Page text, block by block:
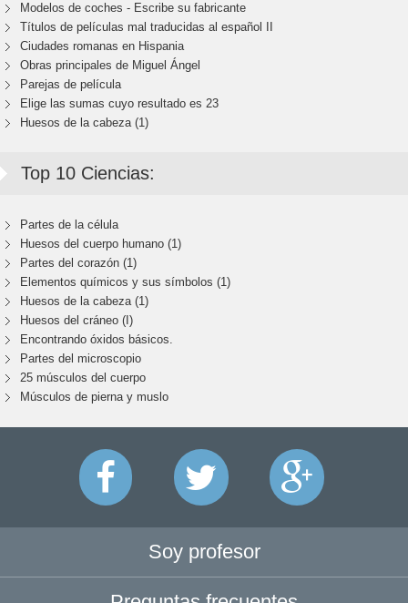
Modelos de coches - Escribe su fabricante
Títulos de películas mal traducidas al español II
Ciudades romanas en Hispania
Obras principales de Miguel Ángel
Parejas de película
Elige las sumas cuyo resultado es 23
Huesos de la cabeza (1)
Top 10 Ciencias:
Partes de la célula
Huesos del cuerpo humano (1)
Partes del corazón (1)
Elementos químicos y sus símbolos (1)
Huesos de la cabeza (1)
Huesos del cráneo (I)
Encontrando óxidos básicos.
Partes del microscopio
25 músculos del cuerpo
Músculos de pierna y muslo
Soy profesor